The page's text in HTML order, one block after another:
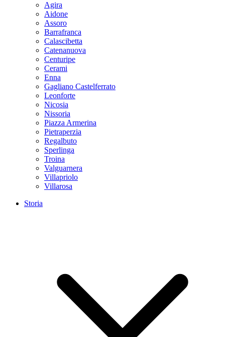
Agira
Aidone
Assoro
Barrafranca
Calascibetta
Catenanuova
Centuripe
Cerami
Enna
Gagliano Castelferrato
Leonforte
Nicosia
Nissoria
Piazza Armerina
Pietraperzia
Regalbuto
Sperlinga
Troina
Valguarnera
Villapriolo
Villarosa
Storia